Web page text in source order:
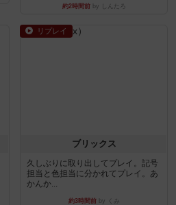
約2時間前by しんたろ
リプレイ
ブリックス
久しぶりに取り出してプレイ。記号
担当と色担当に分かれてプレイ。あ
かんか...
約3時間前by くみ